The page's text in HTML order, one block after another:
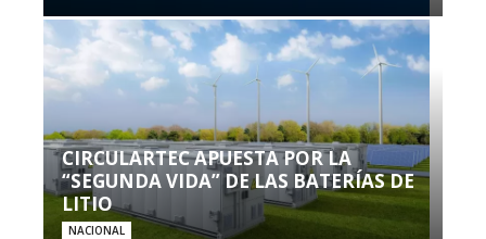
CIRCULARTEC APUESTA POR LA
“SEGUNDA VIDA” DE LAS BATERÍAS DE
LITIO
NACIONAL